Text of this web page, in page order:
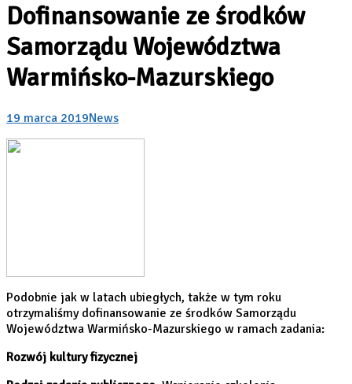
Dofinansowanie ze środków
Samorządu Województwa
Warmińsko-Mazurskiego
19 marca 2019News
Podobnie jak w latach ubiegłych, także w tym roku
otrzymaliśmy dofinansowanie ze środków Samorządu
Województwa Warmińsko-Mazurskiego w ramach zadania:
Rozwój kultury fizycznej